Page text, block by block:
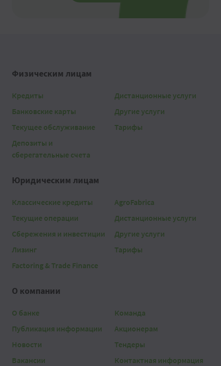
Физическим лицам
Кредиты
Банковские карты
Текущее обслуживание
Депозиты и
сберегательные счета
Дистанционные услуги
Другие услуги
Тарифы
Юридическим лицам
Классические кредиты
Текущие операции
Сбережения и инвестиции
Лизинг
Factoring & Trade Finance
AgroFabrica
Дистанционные услуги
Другие услуги
Тарифы
О компании
О банке
Публикация информации
Новости
Вакансии
Команда
Акционерам
Тендеры
Контактная информация